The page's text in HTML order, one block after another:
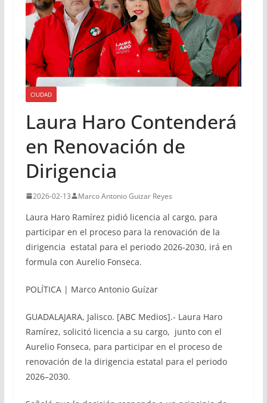
CIUDAD
Laura Haro Contenderá
en Renovación de
Dirigencia
2026-02-13 Marco Antonio Guizar Reyes
Laura Haro Ramírez pidió licencia al cargo, para
participar en el proceso para la renovación de la
dirigencia estatal para el periodo 2026-2030, irá en
formula con Aurelio Fonseca.
POLÍTICA | Marco Antonio Guízar
GUADALAJARA, Jalisco. [ABC Medios].- Laura Haro
Ramírez, solicitó licencia a su cargo, junto con el
Aurelio Fonseca, para participar en el proceso de
renovación de la dirigencia estatal para el periodo
2026–2030.